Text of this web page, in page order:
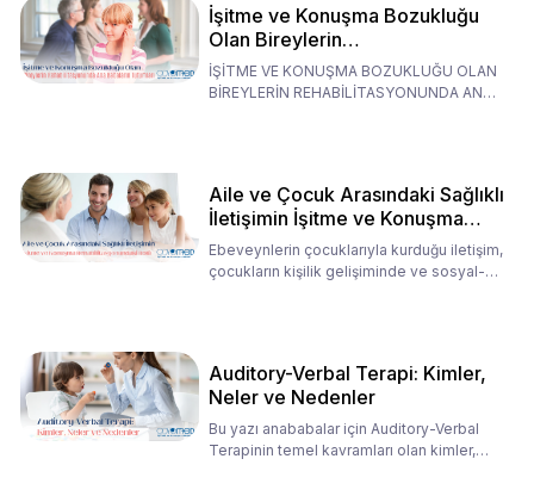
İşitme ve Konuşma Bozukluğu
Olan Bireylerin
Rehabilitasyonunda Ana
Babaların Tutumları
İŞİTME VE KONUŞMA BOZUKLUĞU OLAN
BİREYLERİN REHABİLİTASYONUNDA ANA
Aile ve Çocuk Arasındaki Sağlıklı
İletişimin İşitme ve Konuşma
Rehabilitasyonundaki Rolü
Ebeveynlerin çocuklarıyla kurduğu iletişim,
çocukların kişilik gelişiminde ve sosyal-
Auditory-Verbal Terapi: Kimler,
Neler ve Nedenler
Bu yazı anababalar için Auditory-Verbal
Terapinin temel kavramları olan kimler,